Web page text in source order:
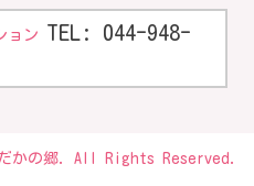
ョン TEL: 044-948-
かの郷. All Rights Reserved.